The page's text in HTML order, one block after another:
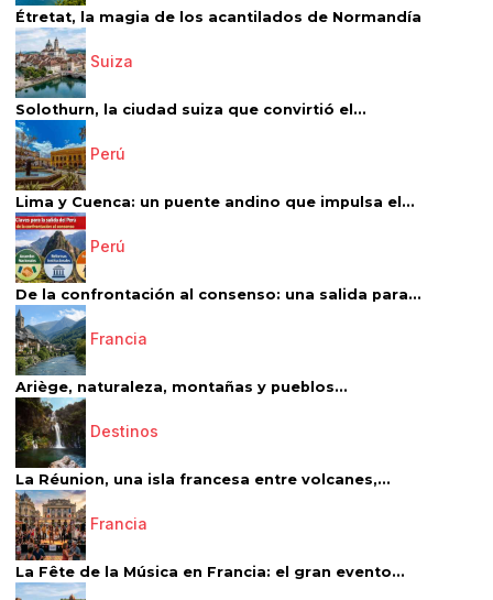
Étretat, la magia de los acantilados de Normandía
Suiza
Solothurn, la ciudad suiza que convirtió el...
Perú
Lima y Cuenca: un puente andino que impulsa el...
Perú
De la confrontación al consenso: una salida para...
Francia
Ariège, naturaleza, montañas y pueblos...
Destinos
La Réunion, una isla francesa entre volcanes,...
Francia
La Fête de la Música en Francia: el gran evento...